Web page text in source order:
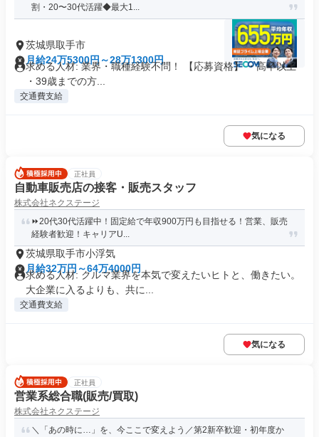
割・20〜30代活躍◆最大1...
茨城県取手市
月給24万5300円～28万1300円
求める人材: 業界・職種経験不問！ 【応募資格】 ・高卒以上
・39歳までの方...
交通費支給
気になる
正社員
自動車販売店の接客・販売スタッフ
株式会社ネクステージ
⏩️20代30代活躍中！固定給で年収900万円も目指せる！営業、販売
経験者歓迎！キャリアU...
茨城県取手市小浮気
月給32万円～64万4000円
求める人材: クルマ業界を本気で変えたいヒトと、働きたい。
大企業に入るよりも、共に...
交通費支給
気になる
正社員
営業系総合職(販売/買取)
株式会社ネクステージ
＼「あの時に…」を、今ここで変えよう／第2新卒歓迎・初年度か